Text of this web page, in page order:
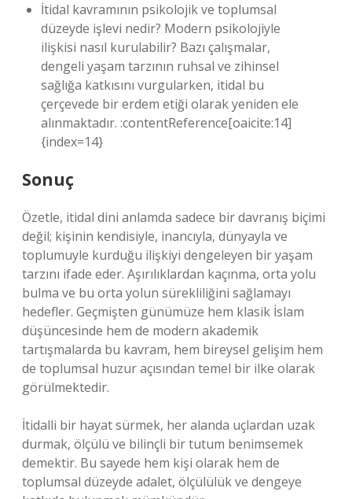
İtidal kavramının psikolojik ve toplumsal
düzeyde işlevi nedir? Modern psikolojiyle
ilişkisi nasıl kurulabilir? Bazı çalışmalar,
dengeli yaşam tarzının ruhsal ve zihinsel
sağlığa katkısını vurgularken, itidal bu
çerçevede bir erdem etiği olarak yeniden ele
alınmaktadır. :contentReference[oaicite:14]
{index=14}
Sonuç
Özetle, itidal dini anlamda sadece bir davranış biçimi
değil; kişinin kendisiyle, inancıyla, dünyayla ve
toplumuyle kurduğu ilişkiyi dengeleyen bir yaşam
tarzını ifade eder. Aşırılıklardan kaçınma, orta yolu
bulma ve bu orta yolun sürekliliğini sağlamayı
hedefler. Geçmişten günümüze hem klasik İslam
düşüncesinde hem de modern akademik
tartışmalarda bu kavram, hem bireysel gelişim hem
de toplumsal huzur açısından temel bir ilke olarak
görülmektedir.
İtidalli bir hayat sürmek, her alanda uçlardan uzak
durmak, ölçülü ve bilinçli bir tutum benimsemek
demektir. Bu sayede hem kişi olarak hem de
toplumsal düzeyde adalet, ölçülülük ve dengeye